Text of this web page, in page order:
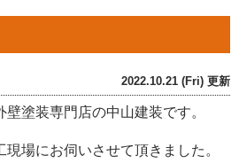
2022.10.21 (Fri) 更新
塗装専門店の中山建装です。
場にお伺いさせて頂きました。